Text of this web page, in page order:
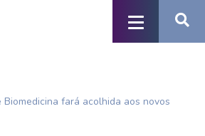
Biomedicina fará acolhida aos novos